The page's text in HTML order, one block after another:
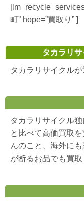
町” hope=”買取り” ]
タカラリ
タカラリサイクル
タカラリサイクル
と比べて高価買取
んのこと、海外に
が断るお品でも買